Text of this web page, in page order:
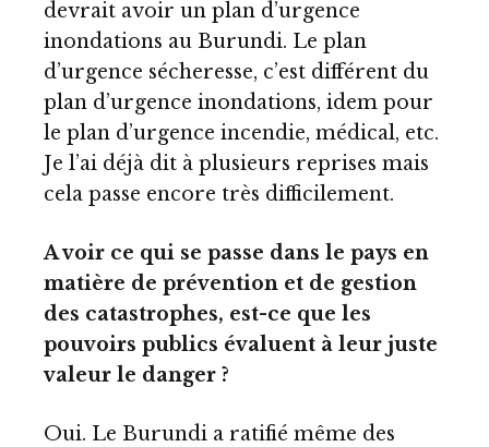
devrait avoir un plan d’urgence
inondations au Burundi. Le plan
d’urgence sécheresse, c’est différent du
plan d’urgence inondations, idem pour
le plan d’urgence incendie, médical, etc.
Je l’ai déjà dit à plusieurs reprises mais
cela passe encore très difficilement.
A voir ce qui se passe dans le pays en
matière de prévention et de gestion
des catastrophes, est-ce que les
pouvoirs publics évaluent à leur juste
valeur le danger ?
Oui. Le Burundi a ratifié même des